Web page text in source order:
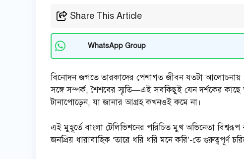
Share This Article
WhatsApp Group
বিনোদন জগতে তারকাদের পেশাগত জীবন যতটা আলোচনায়
সঙ্গে সম্পর্ক, শৈশবের স্মৃতি—এই সবকিছুই যেন দর্শকের
টানাপোড়েন, যা জানার আগ্রহ কখনওই কমে না।
এই মুহূর্তে বাংলা টেলিভিশনের পরিচিত মুখ অভিনেতা বিশ্বরূপ
জনপ্রিয় ধারাবাহিক ‘তারে ধরি ধরি মনে করি’-তে গুরুত্বপূর্ণ